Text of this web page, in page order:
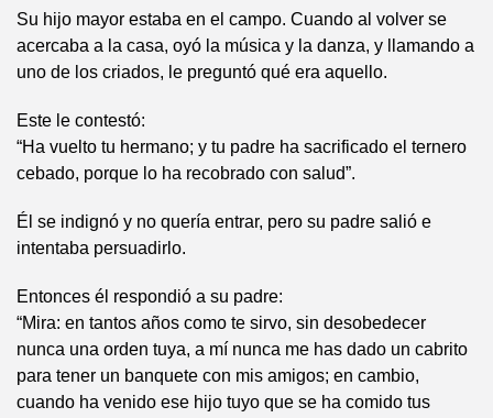
Su hijo mayor estaba en el campo. Cuando al volver se
acercaba a la casa, oyó la música y la danza, y llamando a
uno de los criados, le preguntó qué era aquello.
Este le contestó:
“Ha vuelto tu hermano; y tu padre ha sacrificado el ternero
cebado, porque lo ha recobrado con salud”.
Él se indignó y no quería entrar, pero su padre salió e
intentaba persuadirlo.
Entonces él respondió a su padre:
“Mira: en tantos años como te sirvo, sin desobedecer
nunca una orden tuya, a mí nunca me has dado un cabrito
para tener un banquete con mis amigos; en cambio,
cuando ha venido ese hijo tuyo que se ha comido tus